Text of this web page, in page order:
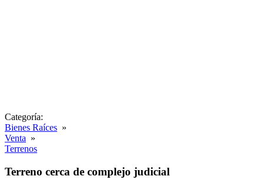
Categoría:
Bienes Raíces »
Venta »
Terrenos
Terreno cerca de complejo judicial